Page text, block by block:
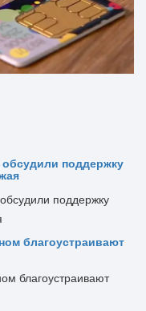
поддержку
благоустраивают